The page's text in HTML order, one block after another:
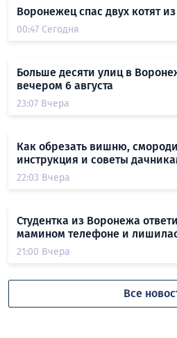
Воронежец спас двух котят
00:47 Сегодня
Больше десяти улиц в
вечером 6 августа
23:07 Вчера
Как обрезать вишню,
инструкция и советы
22:03 Вчера
Студентка из Воронежа
мамином телефоне и
21:00 Вчера
Все